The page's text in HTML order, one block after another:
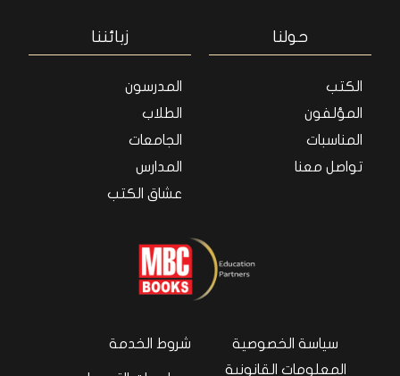
حولنا
الكتب
المؤلفون
المناسبات
تواصل معنا
زبائننا
المدرسون
الطلاب
الجامعات
المدارس
عشاق الكتب
سياسة الخصوصية
المعلومات القانونية
شروط الخدمة